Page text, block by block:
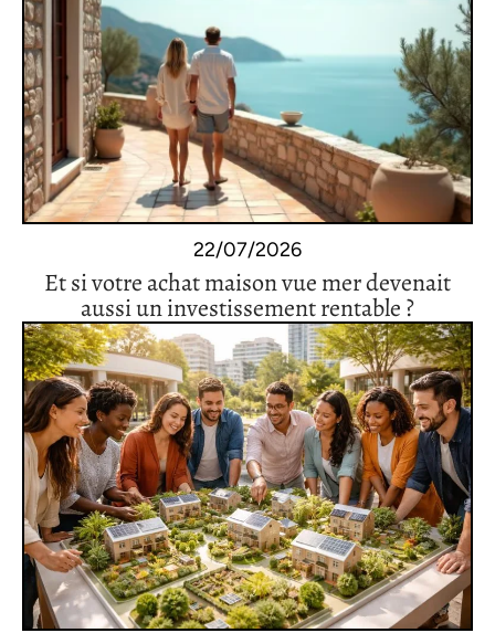
22/07/2026
Et si votre achat maison vue mer devenait
aussi un investissement rentable ?